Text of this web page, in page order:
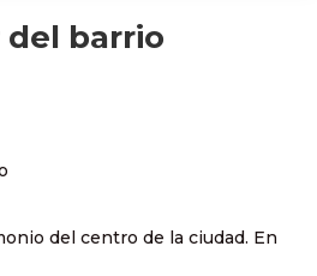
barrio
del centro de la ciudad. En